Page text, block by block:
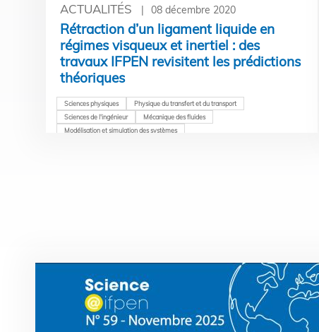
ACTUALITÉS 08 décembre 2020
Rétraction d’un ligament liquide en
régimes visqueux et inertiel : des
travaux IFPEN revisitent les prédictions
théoriques
Sciences physiques
Physique du transfert et du transport
Sciences de l'ingénieur
Mécanique des fluides
Modélisation et simulation des systèmes